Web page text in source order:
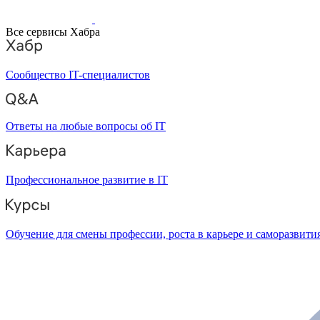
Все сервисы Хабра
Сообщество IT-специалистов
Ответы на любые вопросы об IT
Профессиональное развитие в IT
Обучение для смены профессии, роста в карьере и